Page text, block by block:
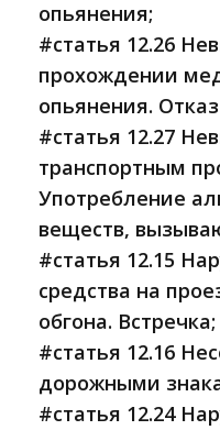
опьянения;
#статья 12.26
прохождении
опьянения.
#статья 12.27
транспортным
Употребление
веществ,
#cтатья 12.15
средства на
обгона. Встречка;
#статья 12.16
дорожными
#статья 12.24